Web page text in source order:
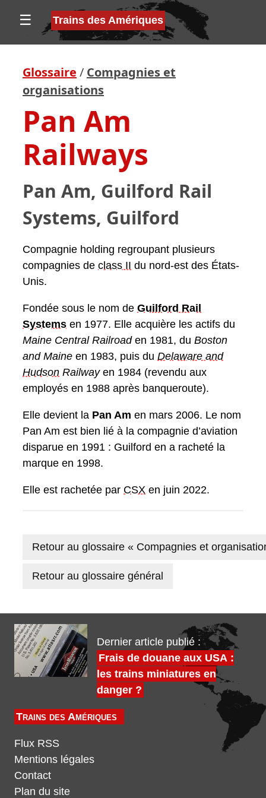
☰ Trains des Amériques
Glossaire / Compagnies et
organisations
Pan Am
Railways
Pan Am, Guilford Rail
Systems, Guilford
Compagnie holding regroupant plusieurs
compagnies de class II du nord-est des États-
Unis.
Fondée sous le nom de Guilford Rail
Systems en 1977. Elle acquière les actifs du
Maine Central Railroaden 1981, du Boston
and Maine en 1983, puis du Delaware and
Hudson Railwayen 1984 (revendu aux
employés en 1988 après banqueroute).
Elle devient la Pan Am en mars 2006. Le nom
Pan Am est bien lié à la compagnie d’aviation
disparue en 1991 : Guilford en a racheté la
marque en 1998.
Elle est rachetée par CSX en juin 2022.
Retour au glossaire « Compagnies et
Retour au glossaire général
Dernier article publié :
Frais de douane aux USA :
les trains miniatures en
danger ?
Trains des Amériques
Flux RSS
Mentions légales
Contact
Plan du site